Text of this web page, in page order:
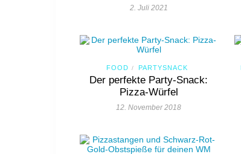
2. Juli 2021
FOOD / PARTYSNACK
Der perfekte Party-Snack:
Pizza-Würfel
12. November 2018